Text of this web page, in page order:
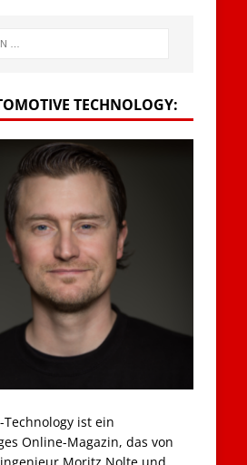
TECHNOLOGY:
ist ein
Online-Magazin, das von